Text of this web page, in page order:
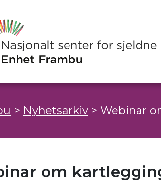
> Nyhetsarkiv > Webinar
om